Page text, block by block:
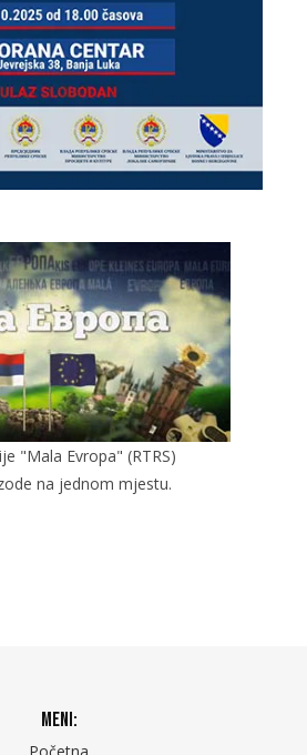
"Mala Evropa" (RTRS)
na jednom mjestu.
Meni:
Početna